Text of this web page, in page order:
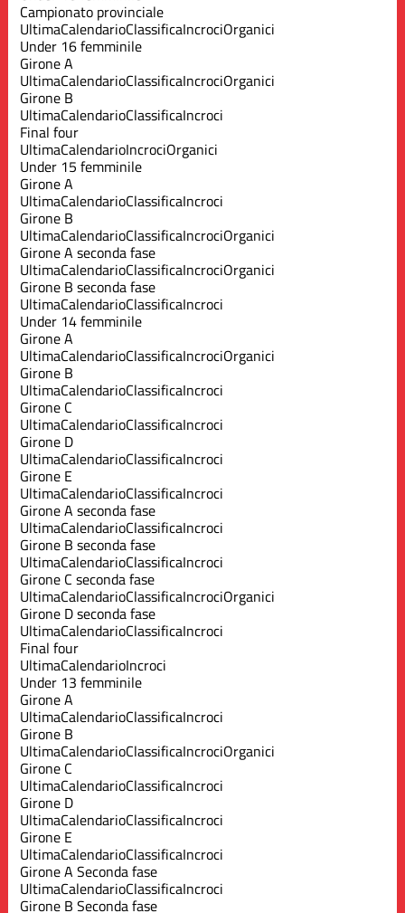
Campionato provinciale
UltimaCalendarioClassificaIncrociOrganici
Under 16 femminile
Girone A
UltimaCalendarioClassificaIncrociOrganici
Girone B
UltimaCalendarioClassificaIncroci
Final four
UltimaCalendarioIncrociOrganici
Under 15 femminile
Girone A
UltimaCalendarioClassificaIncroci
Girone B
UltimaCalendarioClassificaIncrociOrganici
Girone A seconda fase
UltimaCalendarioClassificaIncrociOrganici
Girone B seconda fase
UltimaCalendarioClassificaIncroci
Under 14 femminile
Girone A
UltimaCalendarioClassificaIncrociOrganici
Girone B
UltimaCalendarioClassificaIncroci
Girone C
UltimaCalendarioClassificaIncroci
Girone D
UltimaCalendarioClassificaIncroci
Girone E
UltimaCalendarioClassificaIncroci
Girone A seconda fase
UltimaCalendarioClassificaIncroci
Girone B seconda fase
UltimaCalendarioClassificaIncroci
Girone C seconda fase
UltimaCalendarioClassificaIncrociOrganici
Girone D seconda fase
UltimaCalendarioClassificaIncroci
Final four
UltimaCalendarioIncroci
Under 13 femminile
Girone A
UltimaCalendarioClassificaIncroci
Girone B
UltimaCalendarioClassificaIncrociOrganici
Girone C
UltimaCalendarioClassificaIncroci
Girone D
UltimaCalendarioClassificaIncroci
Girone E
UltimaCalendarioClassificaIncroci
Girone A Seconda fase
UltimaCalendarioClassificaIncroci
Girone B Seconda fase